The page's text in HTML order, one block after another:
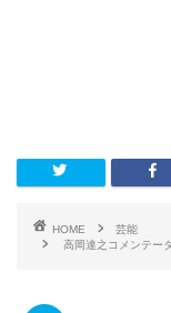
HOME
芸能
高岡達之コメンテー